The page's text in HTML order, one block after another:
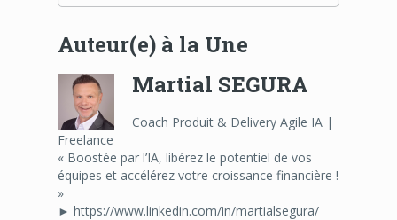
Auteur(e) à la Une
Martial SEGURA
Coach Produit & Delivery Agile IA |
Freelance
« Boostée par l’IA, libérez le potentiel de vos
équipes et accélérez votre croissance financière !
»
► https://www.linkedin.com/in/martialsegura/